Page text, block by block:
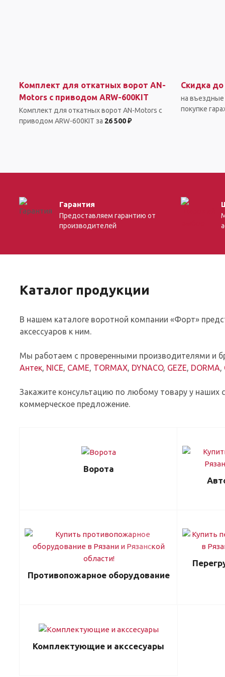
Комплект для откатных ворот AN-
Motors с приводом ARW-600KIT
Комплект для откатных ворот AN-Motors с
приводом ARW-600KIT за 26 500 ₽
Скидка до
на въездные
покупке
Гарантия
Предоставляем гарантию от
производителей
Каталог продукции
В нашем каталоге воротной компании «Форт»
аксессуаров к ним.
Мы работаем с проверенными производителями и
Антек, NICE, CAME, TORMAX, DYNACO, GEZE, DORMA,
Закажите консультацию по любому товару у наших
коммерческое предложение.
Ворота
Противопожарное оборудование
Комплектующие и акссесуары